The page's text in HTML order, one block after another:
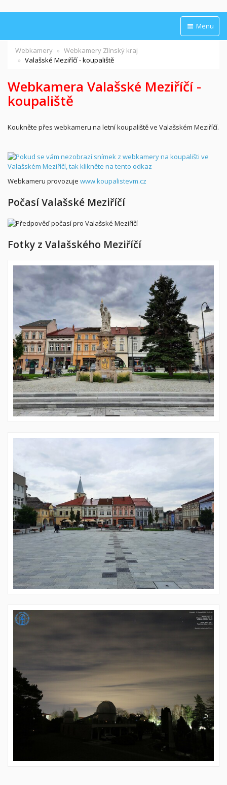
Menu
Webkamery
Webkamery Zlínský kraj
Valašské Meziříčí - koupaliště
Webkamera Valašské Meziříčí -
koupaliště
Koukněte přes webkameru na letní koupaliště ve Valašském Meziříčí.
Webkameru provozuje www.koupalistevm.cz
Počasí Valašské Meziříčí
Fotky z Valašského Meziříčí